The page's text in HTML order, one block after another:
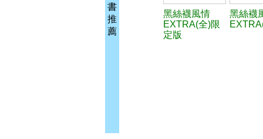
書
推
薦
黑絲襪風情
EXTRA(全)限
定版
黑絲襪